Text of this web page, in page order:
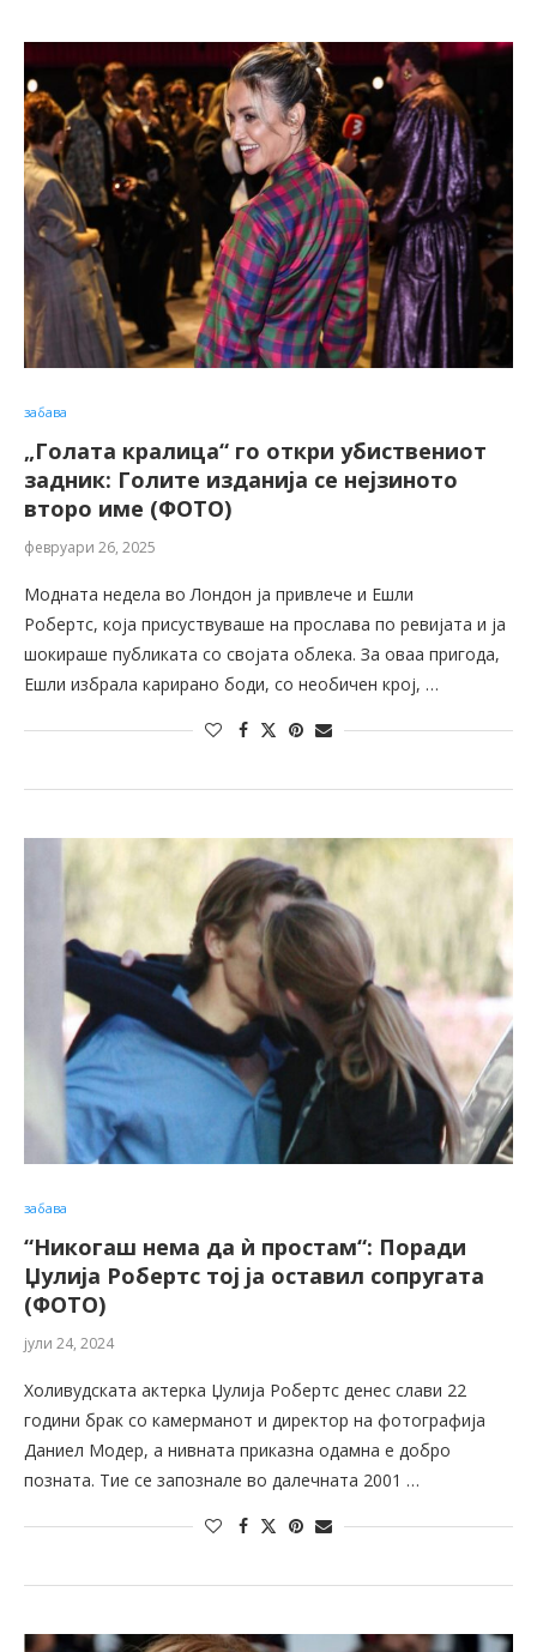
забава
„Голата кралица“ го откри убиствениот
задник: Голите изданија се нејзиното
второ име (ФОТО)
февруари 26, 2025
Модната недела во Лондон ја привлече и Ешли
Робертс, која присуствуваше на прослава по ревијата и ја
шокираше публиката со својата облека. За оваа пригода,
Ешли избрала карирано боди, со необичен крој, …
забава
“Никогаш нема да ѝ простам“: Поради
Џулија Робертс тој ја оставил сопругата
(ФОТО)
јули 24, 2024
Холивудската актерка Џулија Робертс денес слави 22
години брак со камерманот и директор на фотографија
Даниел Модер, а нивната приказна одамна е добро
позната. Тие се запознале во далечната 2001 …